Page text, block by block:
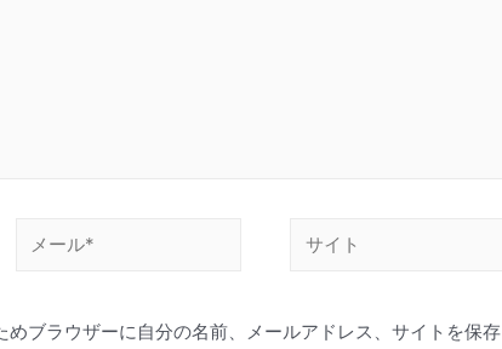
めブラウザーに自分の名前、メールアドレス、サイトを保存